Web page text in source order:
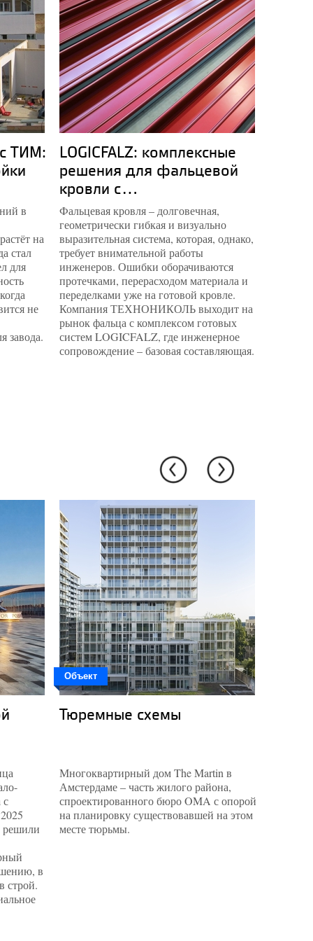
ТИМ:
в
на
стал
для
не
завода.
LOGICFALZ: комплексные
решения для фальцевой
кровли с...
Фальцевая кровля – долговечная,
геометрически гибкая и визуально
выразительная система, которая, однако,
требует внимательной работы
инженеров. Ошибки оборачиваются
протечками, перерасходом материала и
переделками уже на готовой кровле.
Компания ТЕХНОНИКОЛЬ выходит на
рынок фальца с комплексом готовых
систем LOGICFALZ, где инженерное
сопровождение – базовая составляющая.
с
решили
в
строй.
Объект
Тюремные схемы
Многоквартирный дом The Martin в
Амстердаме – часть жилого района,
спроектированного бюро OMA с опорой
на планировку существовавшей на этом
месте тюрьмы.